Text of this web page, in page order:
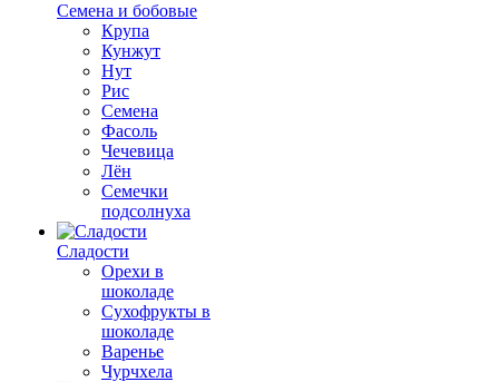
Семена и бобовые
Крупа
Кунжут
Нут
Рис
Семена
Фасоль
Чечевица
Лён
Семечки
подсолнуха
Сладости
Орехи в
шоколаде
Сухофрукты в
шоколаде
Варенье
Чурчхела